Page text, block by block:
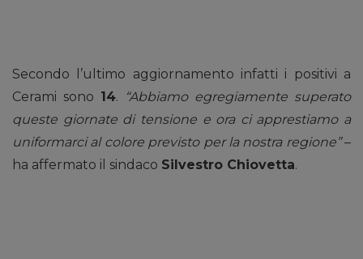
Secondo l’ultimo aggiornamento infatti i positivi a
Cerami sono 14.
“Abbiamo egregiamente superato
queste giornate di tensione e ora ci apprestiamo a
uniformarci al colore previsto per la nostra regione”–
ha affermato il sindaco Silvestro Chiovetta.